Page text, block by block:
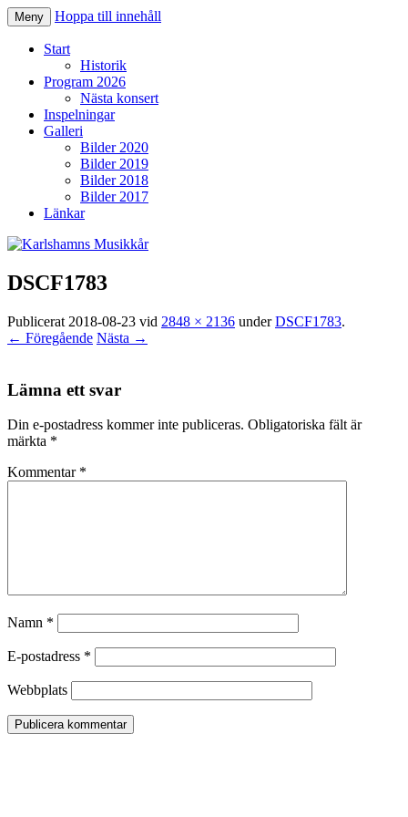
Karlshamns Musikkår
Meny Hoppa till innehåll
Start
Historik
Program 2026
Nästa konsert
Inspelningar
Galleri
Bilder 2020
Bilder 2019
Bilder 2018
Bilder 2017
Länkar
DSCF1783
Publicerat 2018-08-23 vid 2848 × 2136 underDSCF1783.
← Föregående Nästa →
Lämna ett svar
Din e-postadress kommer inte publiceras. Obligatoriska fält är
märkta *
Kommentar *
Namn *
E-postadress *
Webbplats